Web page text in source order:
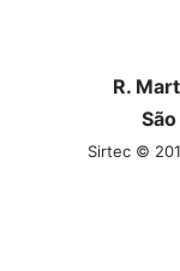
R.
Sirtec ©